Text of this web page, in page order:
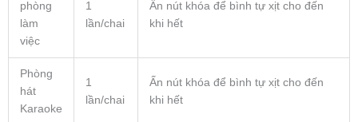
phòng
làm
việc
1
lần/chai
Ấn nút khóa để bình tự xịt cho đến
khi hết
Phòng
hát
Karaoke
1
lần/chai
Ấn nút khóa để bình tự xịt cho đến
khi hết